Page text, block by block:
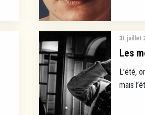
31 juillet
Les
L’été,
mais